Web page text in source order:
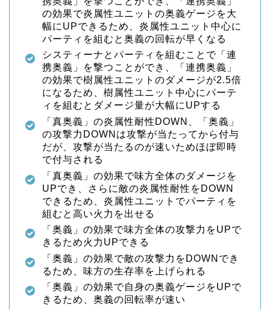
の効果で炎属性ユニットの奥義ゲージを大
幅にUPできるため、炎属性ユニット中心に
パーティを組むと奥義の回転が早くなる
システィーナとパーティを組むことで「連
携奥義」を撃つことができ、「連携奥義」
の効果で樹属性ユニットのダメージが2.5倍
になるため、樹属性ユニット中心にパーテ
ィを組むとダメージ量が大幅にUPする
「真奥義」の炎属性耐性DOWN、「奥義」
の攻撃力DOWNは攻撃が当たってから付与
だが、攻撃が当たるのが速いためほぼ即時
で付与される
「真奥義」の効果で味方全体のダメージを
UPでき、さらに敵の炎属性耐性をDOWN
できるため、炎属性ユニットでパーティを
組むと高い火力を出せる
「奥義」の効果で味方全体の攻撃力をUPで
きるため火力UPできる
「奥義」の効果で敵の攻撃力をDOWNでき
るため、味方の生存率を上げられる
「奥義」の効果で自身の奥義ゲージをUPで
きるため、奥義の回転率が速い